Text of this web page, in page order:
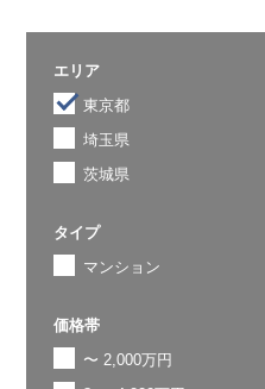
エリア
東京都
埼玉県
茨城県
タイプ
マンション
価格帯
〜 2,000万円